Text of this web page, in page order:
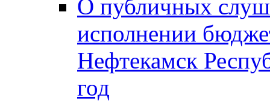
О публичных
исполнении
Нефтекамск
год